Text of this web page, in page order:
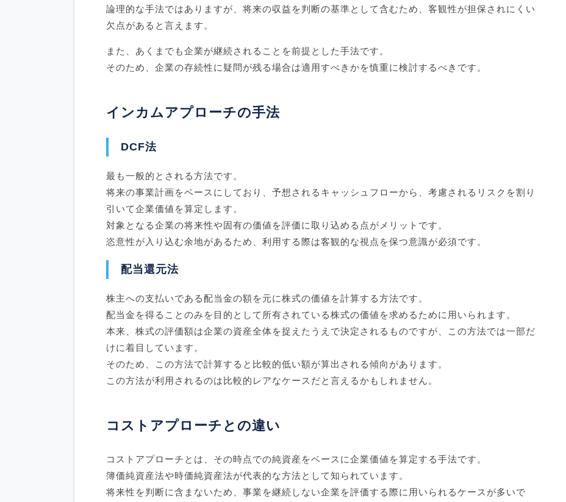
論理的な手法ではありますが、将来の収益を判断の基準として含むため、客観性が担保されにくい
欠点があると言えます。
また、あくまでも企業が継続されることを前提とした手法です。
そのため、企業の存続性に疑問が残る場合は適用すべきかを慎重に検討するべきです。
インカムアプローチの手法
DCF法
最も一般的とされる方法です。
将来の事業計画をベースにしており、予想されるキャッシュフローから、考慮されるリスクを割り
引いて企業価値を算定します。
対象となる企業の将来性や固有の価値を評価に取り込める点がメリットです。
恣意性が入り込む余地があるため、利用する際は客観的な視点を保つ意識が必須です。
配当還元法
株主への支払いである配当金の額を元に株式の価値を計算する方法です。
配当金を得ることのみを目的として所有されている株式の価値を求めるために用いられます。
本来、株式の評価額は企業の資産全体を捉えたうえで決定されるものですが、この方法では一部だ
けに着目しています。
そのため、この方法で計算すると比較的低い額が算出される傾向があります。
この方法が利用されるのは比較的レアなケースだと言えるかもしれません。
コストアプローチとの違い
コストアプローチとは、その時点での純資産をベースに企業価値を算定する手法です。
簿価純資産法や時価純資産法が代表的な方法として知られています。
将来性を判断に含まないため、事業を継続しない企業を評価する際に用いられるケースが多いで